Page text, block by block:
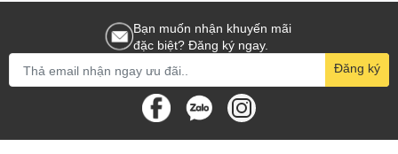
Bạn muốn nhận khuyến mãi
đặc biệt? Đăng ký ngay.
Đăng ký